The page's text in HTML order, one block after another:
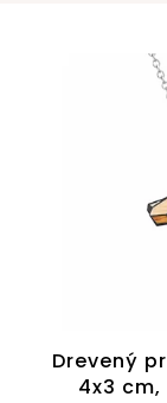
Drevený
4x3